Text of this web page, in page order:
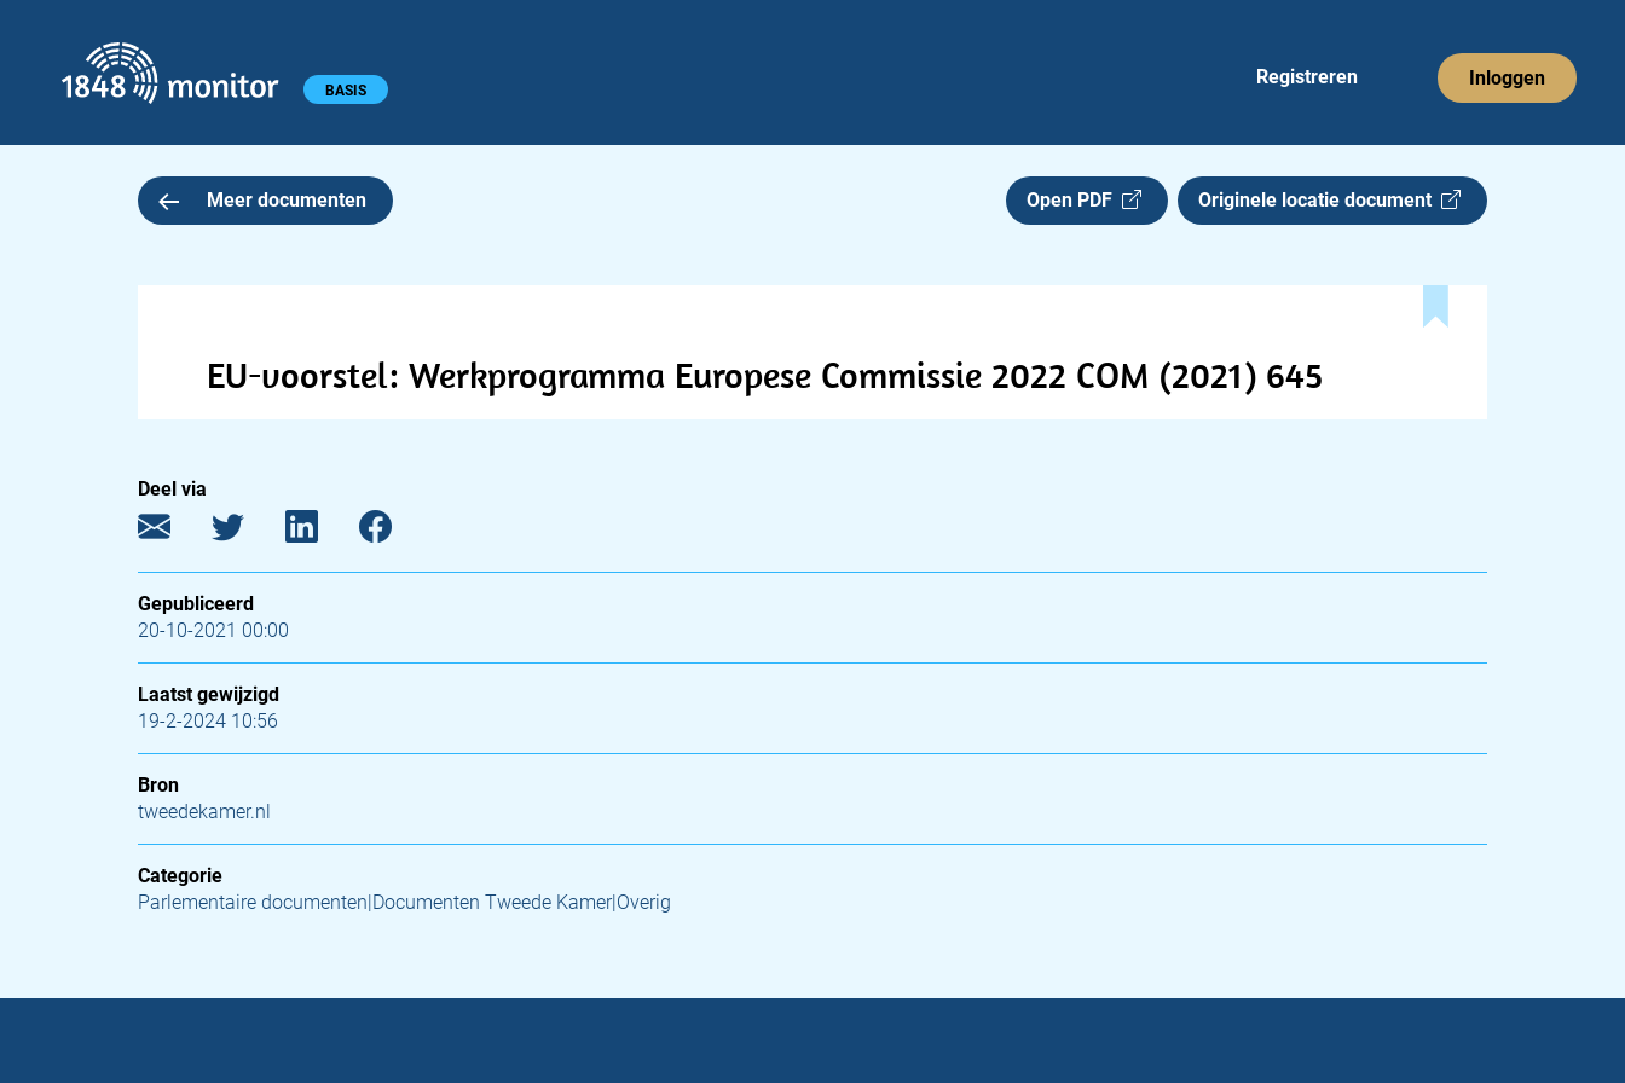
Hoofdmenu BASIS
Registreren Inloggen
Meer documenten Open PDF Originele locatie document
EU-voorstel: Werkprogramma Europese Commissie 2022 COM (2021) 645
Deel via
Gepubliceerd
20-10-2021 00:00
Laatst gewijzigd
19-2-2024 10:56
Bron
tweedekamer.nl
Categorie
Parlementaire documenten|Documenten Tweede Kamer|Overig